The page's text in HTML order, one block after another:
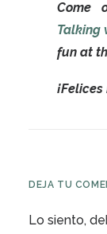
Come
Talking
fun at
DEJA TU
Lo siento,